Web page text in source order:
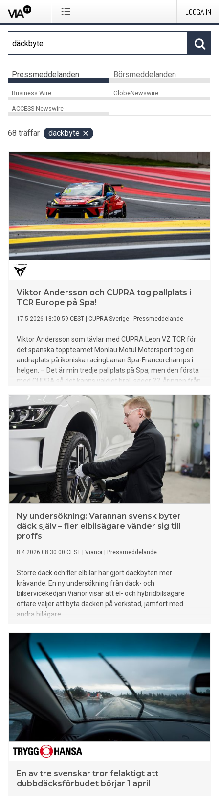
LOGGA IN
Pressmeddelanden Börsmeddelanden
Business Wire GlobeNewswire
ACCESS Newswire
68 träffar däckbyte
Viktor Andersson och CUPRA tog pallplats i
TCR Europe på Spa!
17.5.2026 18:00:59 CEST CUPRA Sverige Pressmeddelande
Viktor Andersson som tävlar med CUPRA Leon VZ TCR för
det spanska toppteamet Monlau Motul Motorsport tog en
andraplats på ikoniska racingbanan Spa-Francorchamps i
helgen. – Det är min tredje pallplats på Spa, men den första
med CUPRA så det känns väldigt bra!, säger 22-åringen från
Ny undersökning: Varannan svensk byter
däck själv – fler elbilsägare vänder sig till
proffs
8.4.2026 08:30:00 CEST Vianor Pressmeddelande
Större däck och fler elbilar har gjort däckbyten mer
krävande. En ny undersökning från däck- och
bilservicekedjan Vianor visar att el- och hybridbilsägare
oftare väljer att byta däcken på verkstad, jämfört med
andra bilägare.
En av tre svenskar tror felaktigt att
dubbdäcksförbudet börjar 1 april